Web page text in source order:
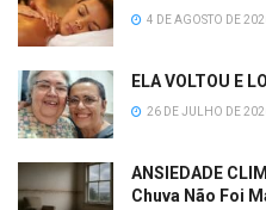
4 DE AGOSTO DE
ELA VOLTOU E
26 DE JULHO DE
ANSIEDADE
Chuva Não Foi